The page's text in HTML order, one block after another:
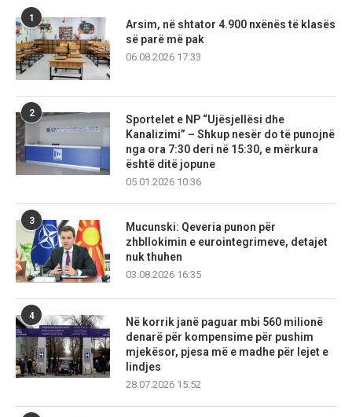
1
Arsim, në shtator 4.900 nxënës të klasës
së parë më pak
06.08.2026 17:33
2
Sportelet e NP “Ujësjellësi dhe
Kanalizimi” – Shkup nesër do të punojnë
nga ora 7:30 deri në 15:30, e mërkura
është ditë jopune
05.01.2026 10:36
3
Mucunski: Qeveria punon për
zhbllokimin e eurointegrimeve, detajet
nuk thuhen
03.08.2026 16:35
4
Në korrik janë paguar mbi 560 milionë
denarë për kompensime për pushim
mjekësor, pjesa më e madhe për lejet e
lindjes
28.07.2026 15:52